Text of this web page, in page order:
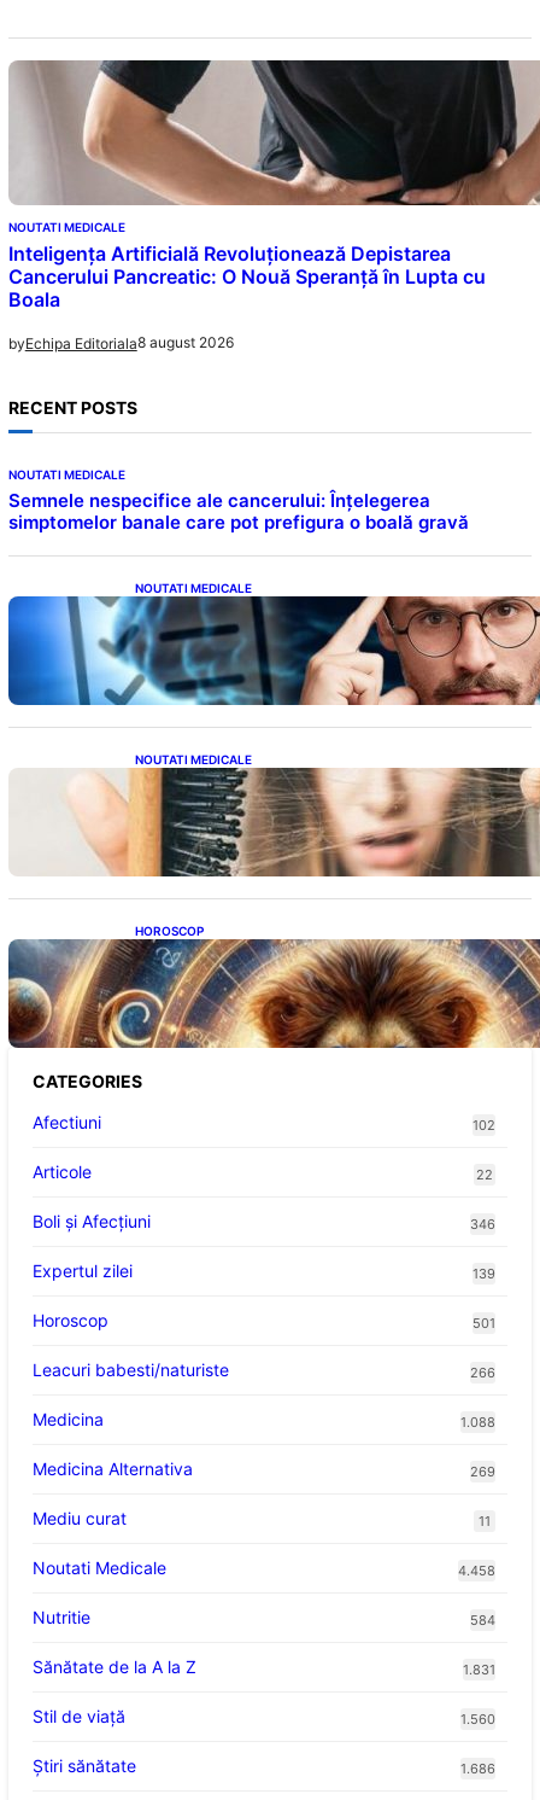
NOUTATI MEDICALE
Inteligența Artificială Revoluționează Depistarea
Cancerului Pancreatic: O Nouă Speranță în Lupta cu
Boala
byEchipa Editoriala8 august 2026
RECENT POSTS
NOUTATI MEDICALE
Semnele nespecifice ale cancerului: Înțelegerea
simptomelor banale care pot prefigura o boală gravă
NOUTATI MEDICALE
Inteligența dincolo de note: Semnele unui IQ
ridicat care nu țin de școală
NOUTATI MEDICALE
Semnele unei deficiențe de proteine:
Impactul asupra sănătății tale
HOROSCOP
Portalul Leului 8/8: Oportunități de
Abundență pentru Cinci Zodii în 2026
CATEGORIES
Afectiuni
102
Articole 22
Boli și Afecțiuni 346
Expertul zilei 139
Horoscop 501
Leacuri babesti/naturiste 266
Medicina 1.088
Medicina Alternativa 269
Mediu curat 11
Noutati Medicale 4.458
Nutritie 584
Sănătate de la A la Z 1.831
Stil de viaţă 1.560
Ştiri sănătate 1.686